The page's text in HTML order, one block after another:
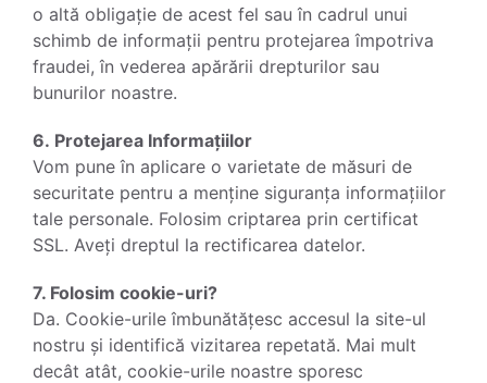
o altă obligație de acest fel sau în cadrul unui
schimb de informații pentru protejarea împotriva
fraudei, în vederea apărării drepturilor sau
bunurilor noastre.
6. Protejarea Informațiilor
Vom pune în aplicare o varietate de măsuri de
securitate pentru a menține siguranța informațiilor
tale personale. Folosim criptarea prin certificat
SSL. Aveți dreptul la rectificarea datelor.
7. Folosim cookie-uri?
Da. Cookie-urile îmbunătățesc accesul la site-ul
nostru și identifică vizitarea repetată. Mai mult
decât atât, cookie-urile noastre sporesc